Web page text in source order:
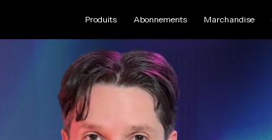
Produits Abonnements Marchandise